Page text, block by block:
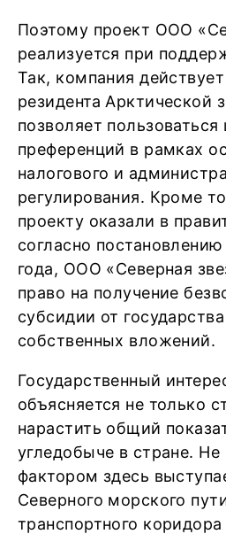
Поэтому проект ООО
реализуется при
Так, компания действует
резидента Арктической
позволяет
преференций в рамках
налогового и
регулирования. Кроме
проекту оказали в
согласно
года, ООО «Северная
право на получение
субсидии от
собственных вложений.
Государственный
объясняется не только
нарастить общий
угледобыче в стране.
фактором здесь
Северного морского
транспортного